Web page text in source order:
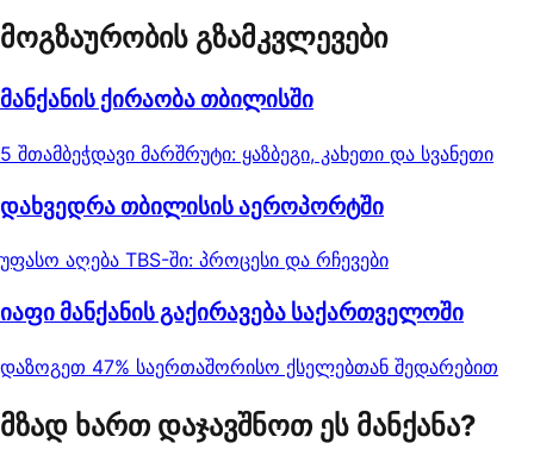
მოგზაურობის გზამკვლევები
მანქანის ქირაობა თბილისში
5 შთამბეჭდავი მარშრუტი: ყაზბეგი, კახეთი და სვანეთი
დახვედრა თბილისის აეროპორტში
უფასო აღება TBS-ში: პროცესი და რჩევები
იაფი მანქანის გაქირავება საქართველოში
დაზოგეთ 47% საერთაშორისო ქსელებთან შედარებით
მზად ხართ დაჯავშნოთ ეს მანქანა?